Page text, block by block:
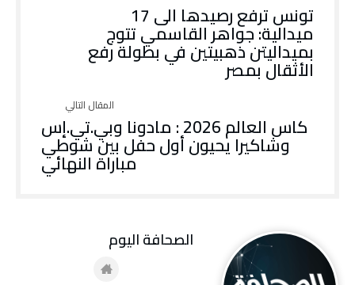
تونس ترفع رصيدها الى 17
ميدالية: جواهر القاسمي تتوج
بميداليتن ذهبيتين في بطولة رفع
الأثقال بمصر
كاس العالم 2026 : مادونا وبي.تي.إس
وشاكيرا يحيون أول حفل بين شوطي
مباراة النهائي